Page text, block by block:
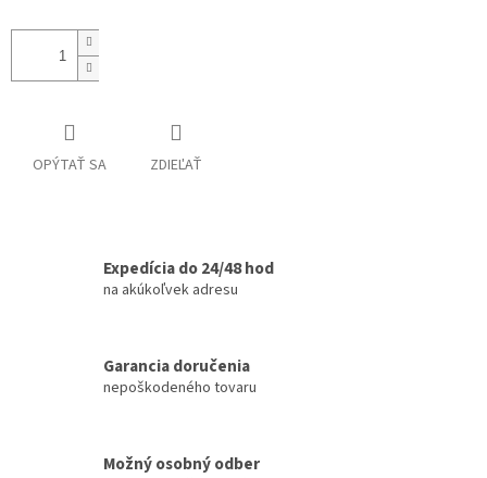
OPÝTAŤ SA ZDIEĽAŤ
Expedícia do 24/48 hod
na akúkoľvek adresu
Garancia doručenia
nepoškodeného tovaru
Možný osobný odber